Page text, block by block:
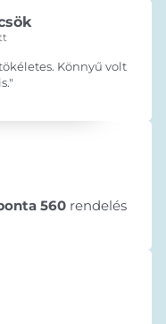
Könnyű volt
560 rendelés